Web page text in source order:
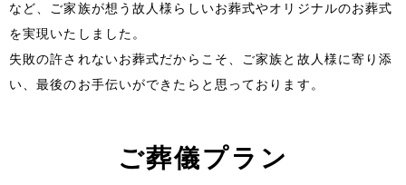
など、ご家族が想う故人様らしいお葬式やオリジナルのお葬式
を実現いたしました。
失敗の許されないお葬式だからこそ、ご家族と故人様に寄り添
い、最後のお手伝いができたらと思っております。
ご葬儀プラン